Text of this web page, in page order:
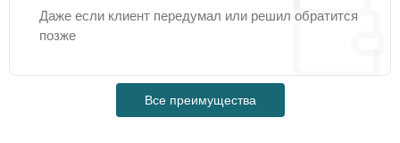
Даже если клиент передумал или решил обратится
позже
Все преимущества